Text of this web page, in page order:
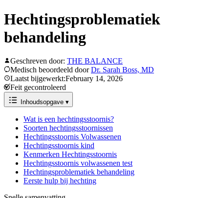
Hechtingsproblematiek
behandeling
Geschreven door: THE BALANCE
Medisch beoordeeld doorDr. Sarah Boss, MD
Laatst bijgewerkt:February 14, 2026
Feit gecontroleerd
Inhoudsopgave ▾
Wat is een hechtingsstoornis?
Soorten hechtingsstoornissen
Hechtingsstoornis Volwassenen
Hechtingsstoornis kind
Kenmerken Hechtingsstoornis
Hechtingsstoornis volwassenen test
Hechtingsproblematiek behandeling
Eerste hulp bij hechting